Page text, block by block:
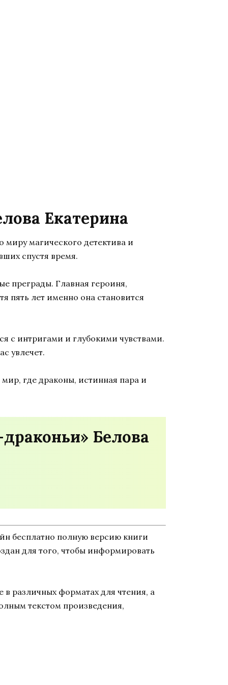
Екатерина
миру магического детектива и
спустя время.
преграды. Главная героиня,
пять лет именно она становится
с интригами и глубокими чувствами.
увлечет.
где драконы, истинная пара и
Белова
бесплатно полную версию книги
для того, чтобы информировать
различных форматах для чтения, а
текстом произведения,